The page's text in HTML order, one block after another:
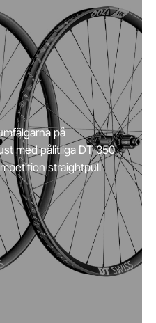
på
med pålitliga DT 350
straightpull